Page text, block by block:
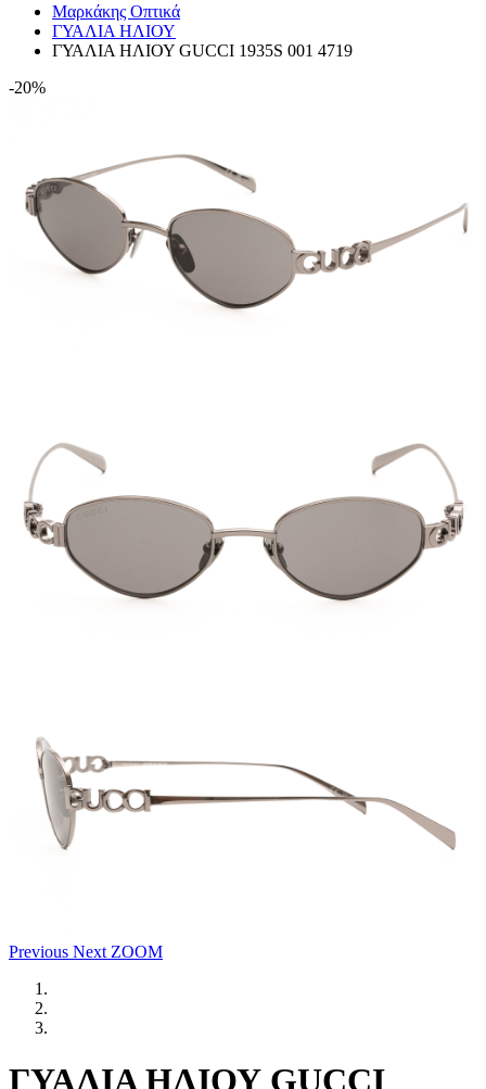
Μαρκάκης Οπτικά
ΓΥΑΛΙΑ ΗΛΙΟΥ
ΓΥΑΛΙΑ ΗΛΙΟΥ GUCCI 1935S 001 4719
-20%
Previous Next ZOOM
ΓΥΑΛΙΑ ΗΛΙΟΥ GUCCI